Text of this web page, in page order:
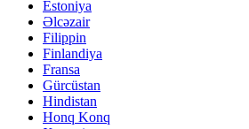
Estoniya
Əlcəzair
Filippin
Finlandiya
Fransa
Gürcüstan
Hindistan
Honq Konq